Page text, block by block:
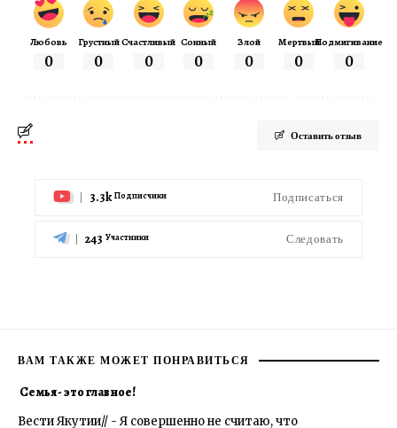
Любовь
0
Грустный
0
Счастливый
0
Сонный
0
Злой
0
Мертвый
0
Подмигивание
0
Оставить отзыв
3.3k Подписчики Подписаться
243 Участники Следовать
ВАМ ТАКЖЕ МОЖЕТ ПОНРАВИТЬСЯ
Семья- это главное!
Вести Якутии// - Я совершенно не считаю, что